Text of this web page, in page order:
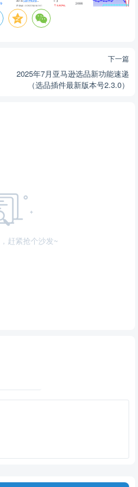
下一篇
2025年7月亚马逊选品新功能速递
（选品插件最新版本号2.3.0）
赶紧抢个沙发~